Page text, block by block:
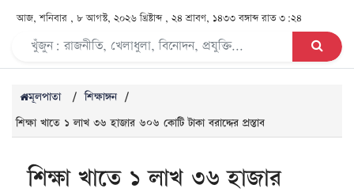
আজ, শনিবার , ৮ আগস্ট, ২০২৬ খ্রিষ্টাব্দ , ২৪ শ্রাবণ, ১৪৩৩ বঙ্গাব্দরাত ৩:২৪
মূলপাতা / শিক্ষাঙ্গন /
শিক্ষা খাতে ১ লাখ ৩৬ হাজার ৬০৬ কোটি টাকা বরাদ্দের প্রস্তাব
শিক্ষা খাতে ১ লাখ ৩৬ হাজার